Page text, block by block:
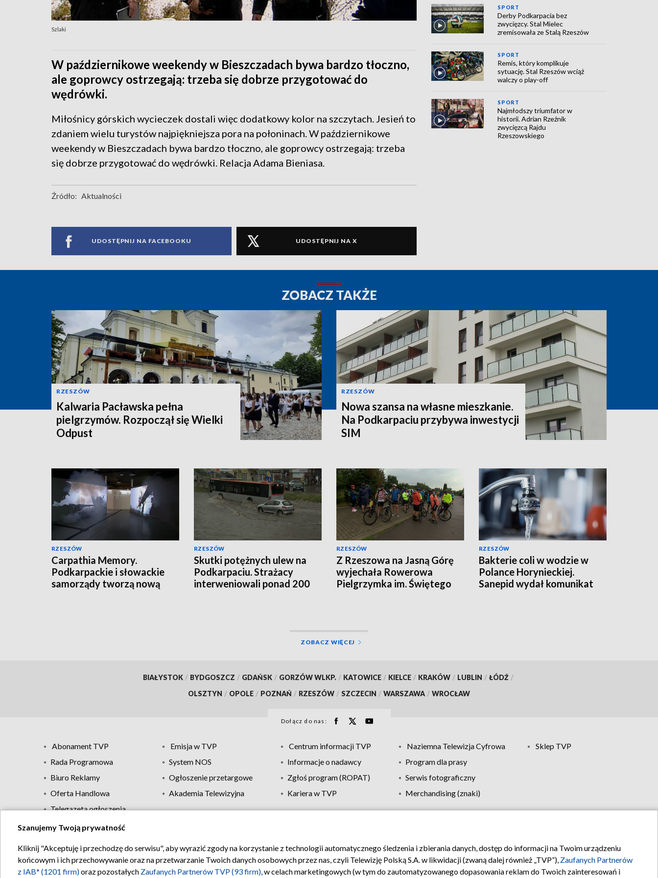
Szlaki
W październikowe weekendy w Bieszczadach bywa bardzo tłoczno,
ale goprowcy ostrzegają: trzeba się dobrze przygotować do
wędrówki.
Miłośnicy górskich wycieczek dostali więc dodatkowy kolor na szczytach. Jesień to
zdaniem wielu turystów najpiękniejsza pora na połoninach. W październikowe
weekendy w Bieszczadach bywa bardzo tłoczno, ale goprowcy ostrzegają: trzeba
się dobrze przygotować do wędrówki. Relacja Adama Bieniasa.
Źródło: Aktualności
UDOSTĘPNIJ NA FACEBOOKU UDOSTĘPNIJ NA X
SPORT
Derby Podkarpacia bez
zwycięzcy. Stal Mielec
zremisowała ze Stalą Rzeszów
SPORT
Remis, który komplikuje
sytuację. Stal Rzeszów wciąż
walczy o play-off
SPORT
Najmłodszy triumfator w
historii. Adrian Rzeźnik
zwycięzcą Rajdu
Rzeszowskiego
ZOBACZ TAKŻE
RZESZÓW
Kalwaria Pacławska pełna
pielgrzymów. Rozpoczął się Wielki
Odpust
RZESZÓW
Nowa szansa na własne mieszkanie.
Na Podkarpaciu przybywa inwestycji
SIM
RZESZÓW
Carpathia Memory.
Podkarpackie i słowackie
samorządy tworzą nową
RZESZÓW
Skutki potężnych ulew na
Podkarpaciu. Strażacy
interweniowali ponad 200
RZESZÓW
Z Rzeszowa na Jasną Górę
wyjechała Rowerowa
Pielgrzymka im. Świętego
RZESZÓW
Bakterie coli w wodzie w
Polance Horynieckiej.
Sanepid wydał komunikat
ZOBACZ WIĘCEJ
BIAŁYSTOK / BYDGOSZCZ / GDAŃSK / GORZÓW WLKP. / KATOWICE / KIELCE / KRAKÓW / LUBLIN / ŁÓDŹ /
OLSZTYN / OPOLE / POZNAŃ / RZESZÓW / SZCZECIN / WARSZAWA / WROCŁAW
Dołącz do nas:
Abonament TVP Emisja w TVP Centrum informacji TVP Naziemna Telewizja Cyfrowa
Sklep TVP
Rada Programowa
System NOS Informacje o nadawcy
Program dla prasy
Biuro Reklamy
Ogłoszenie przetargowe Zgłoś program (ROPAT)
Serwis fotograficzny
Oferta Handlowa
Akademia Telewizyjna Kariera w TVP
Merchandising (znaki)
Telegazeta ogłoszenia
Regulamin TVP Polityka prywatności Moje zgody Pomoc Biuro reklamy Kontakt
Szanujemy Twoją prywatność
Kliknij "Akceptuję i przechodzę do serwisu", aby wyrazić zgody na korzystanie z technologii automatycznego śledzenia i zbierania danych, dostęp do informacji na Twoim urządzeniu
końcowym i ich przechowywanie oraz na przetwarzanie Twoich danych osobowych przez nas, czyli Telewizję Polską S.A. w likwidacji (zwaną dalej również „TVP”), Zaufanych Partnerów
z IAB* (1201 firm)oraz pozostałych Zaufanych Partnerów TVP (93 firm), w celach marketingowych (w tym do zautomatyzowanego dopasowania reklam do Twoich zainteresowań i